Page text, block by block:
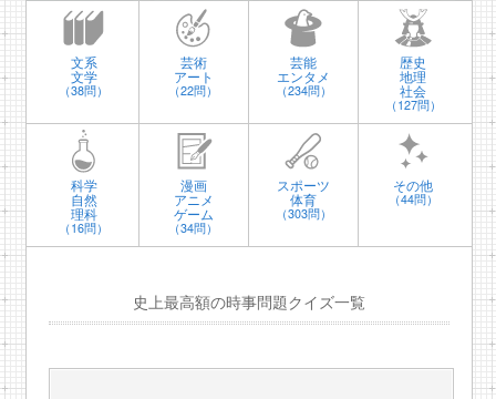
文系
文学
（38問）
芸術
アート
（22問）
芸能
エンタメ
（234問）
歴史
地理
社会
（127問）
科学
自然
理科
（16問）
漫画
アニメ
ゲーム
（34問）
スポーツ
体育
（303問）
その他
（44問）
史上最高額の時事問題クイズ一覧